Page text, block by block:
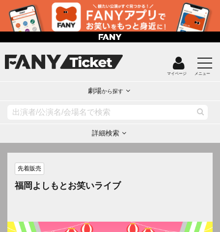
マイページ メニュー
劇場から探す
詳細検索
先着販売
福岡よしもとお笑いライブ